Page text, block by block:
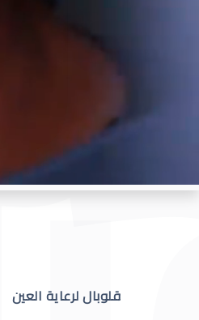
قلوبال لرعاية العين